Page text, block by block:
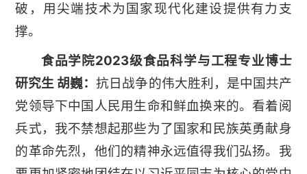
破，用尖端技术为国家现代化建设提供有力支
撑。
食品学院2023级食品科学与工程专业博士
研究生 胡巍：抗日战争的伟大胜利，是中国共产
党领导下中国人民用生命和鲜血换来的。看着阅
兵式，我不禁想起那些为了国家和民族英勇献身
的革命先烈，他们的精神永远值得我们弘扬。我